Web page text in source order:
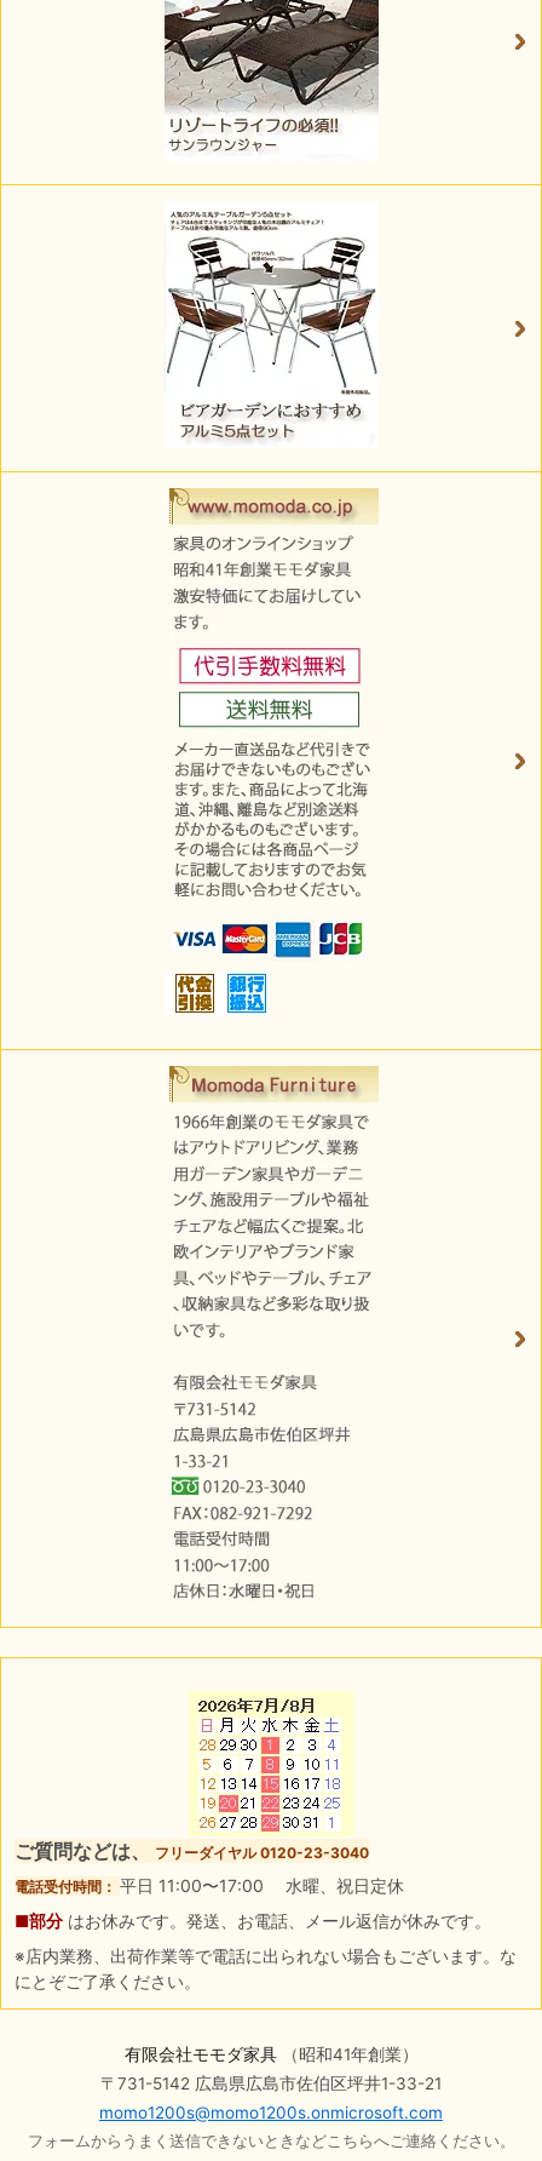
ご質問などは、
フリーダイヤル 0120-23-3040
電話受付時間： 平日 11:00〜17:00 水曜、祝日定休
■部分 はお休みです。発送、お電話、メール返信が休みです。
※店内業務、出荷作業等で電話に出られない場合もございます。な
にとぞご了承ください。
有限会社モモダ家具（昭和41年創業）
〒731-5142 広島県広島市佐伯区坪井1-33-21
momo1200s@momo1200s.onmicrosoft.com
フォームからうまく送信できないときなどこちらへご連絡ください。